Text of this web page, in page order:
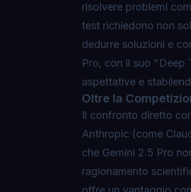
risolvere problemi
test richiedono non
dedurre soluzioni e
Pro, con il suo "Deep
aspettative e
Oltre la
Il confronto diretto
Anthropic (come
che Gemini 2.5 Pro
ragionamento